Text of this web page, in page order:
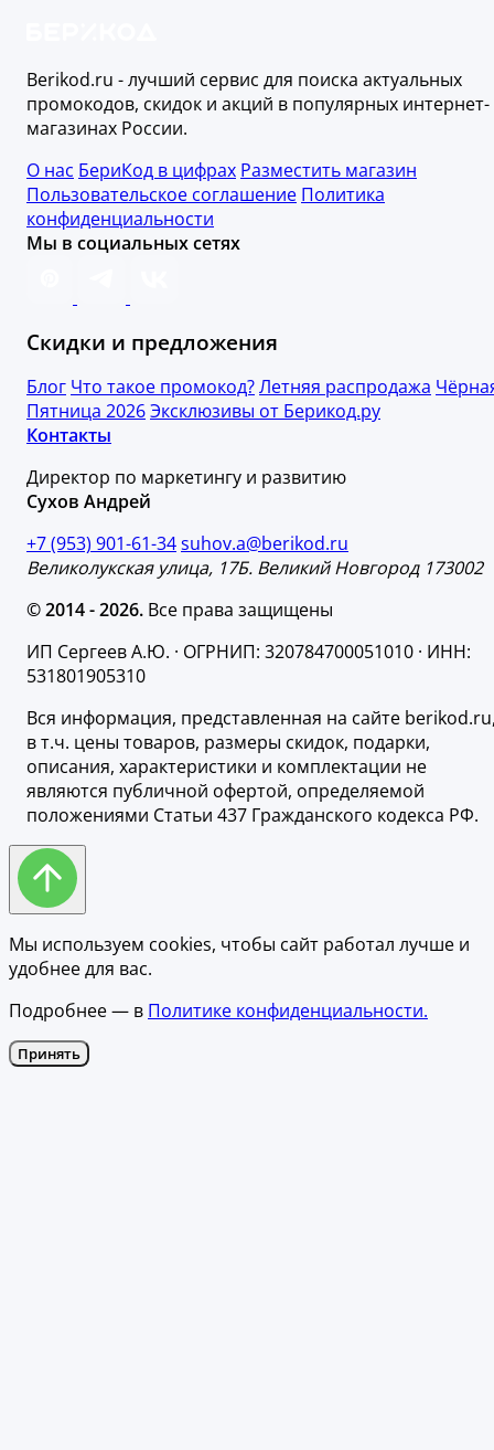
Berikod.ru - лучший сервис для поиска актуальных
промокодов, скидок и акций в популярных интернет-
магазинах России.
О нас БериКод в цифрах Разместить магазин
Пользовательское соглашение Политика
конфиденциальности
Мы в социальных сетях
Скидки и предложения
Блог Что такое промокод?Летняя распродажа
Пятница 2026Эксклюзивы от Берикод.ру
Контакты
Директор по маркетингу и развитию
Сухов Андрей
+7 (953) 901-61-34suhov.a@berikod.ru
Великолукская улица, 17Б. Великий Новгород 173002
© 2014 - 2026. Все права защищены
ИП Сергеев А.Ю. · ОГРНИП: 320784700051010 · ИНН:
531801905310
Вся информация, представленная на сайте
в т.ч. цены товаров, размеры скидок, подарки,
описания, характеристики и комплектации не
являются публичной офертой, определяемой
положениями Статьи 437 Гражданского кодекса РФ.
Мы используем cookies, чтобы сайт работал лучше и
удобнее для вас.
Подробнее — в Политике конфиденциальности.
Принять